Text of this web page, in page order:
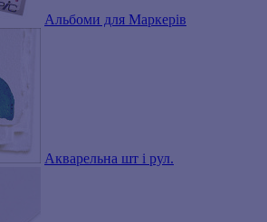
Альбоми для Маркерів
Акварельна шт і рул.